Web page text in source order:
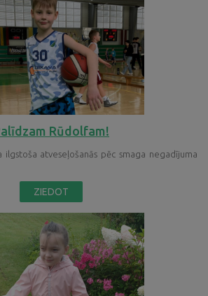
Rūdolfam!
ilgstoša atveseļošanās pēc smaga negadījuma
ZIEDOT